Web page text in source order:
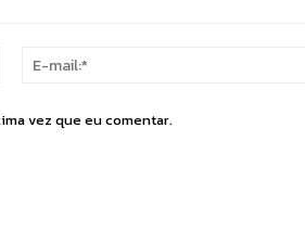
Nome:*
vez que eu comentar.